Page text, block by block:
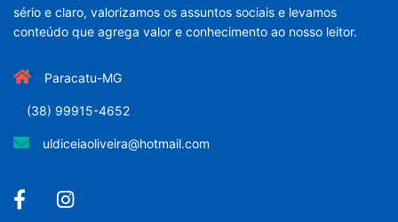
sério e claro, valorizamos os assuntos sociais e levamos
conteúdo que agrega valor e conhecimento ao nosso leitor.
Paracatu-MG
(38) 99915-4652
uldiceiaoliveira@hotmail.com